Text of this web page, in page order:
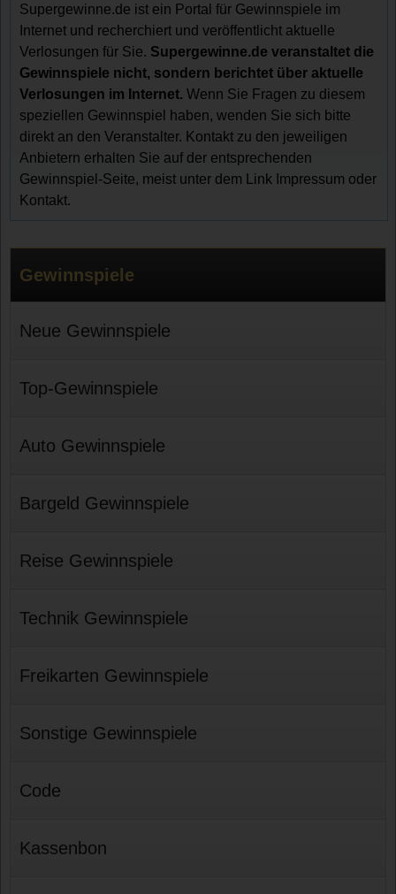
Supergewinne.de ist ein Portal für Gewinnspiele im
Internet und recherchiert und veröffentlicht aktuelle
Verlosungen für Sie. Supergewinne.de veranstaltet die
Gewinnspiele nicht, sondern berichtet über aktuelle
Verlosungen im Internet. Wenn Sie Fragen zu diesem
speziellen Gewinnspiel haben, wenden Sie sich bitte
direkt an den Veranstalter. Kontakt zu den jeweiligen
Anbietern erhalten Sie auf der entsprechenden
Gewinnspiel-Seite, meist unter dem Link Impressum oder
Kontakt.
Gewinnspiele
Neue Gewinnspiele
Top-Gewinnspiele
Auto Gewinnspiele
Bargeld Gewinnspiele
Reise Gewinnspiele
Technik Gewinnspiele
Freikarten Gewinnspiele
Sonstige Gewinnspiele
Code
Kassenbon